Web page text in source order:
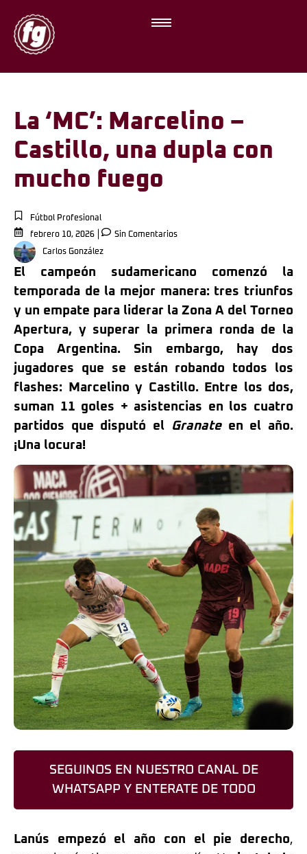
La ‘MC’: Marcelino –
Castillo, una dupla con
mucho fuego
Fútbol Profesional
febrero 10, 2026
Sin Comentarios
Carlos González
El campeón sudamericano comenzó la
temporada de la mejor manera: tres triunfos
y un empate para liderar la Zona A del Torneo
Apertura, y superar la primera ronda de la
Copa Argentina. Sin embargo, hay dos
jugadores que se están robando todos los
flashes: Marcelino y Castillo. Entre los dos,
suman 11 goles + asistencias en los cuatro
partidos que disputó el
Granateen el año.
¡Una locura!
SEGUINOS EN NUESTRO CANAL DE
WHATSAPP Y ENTERATE DE TODO
Lanús empezó el año con el pie derecho,